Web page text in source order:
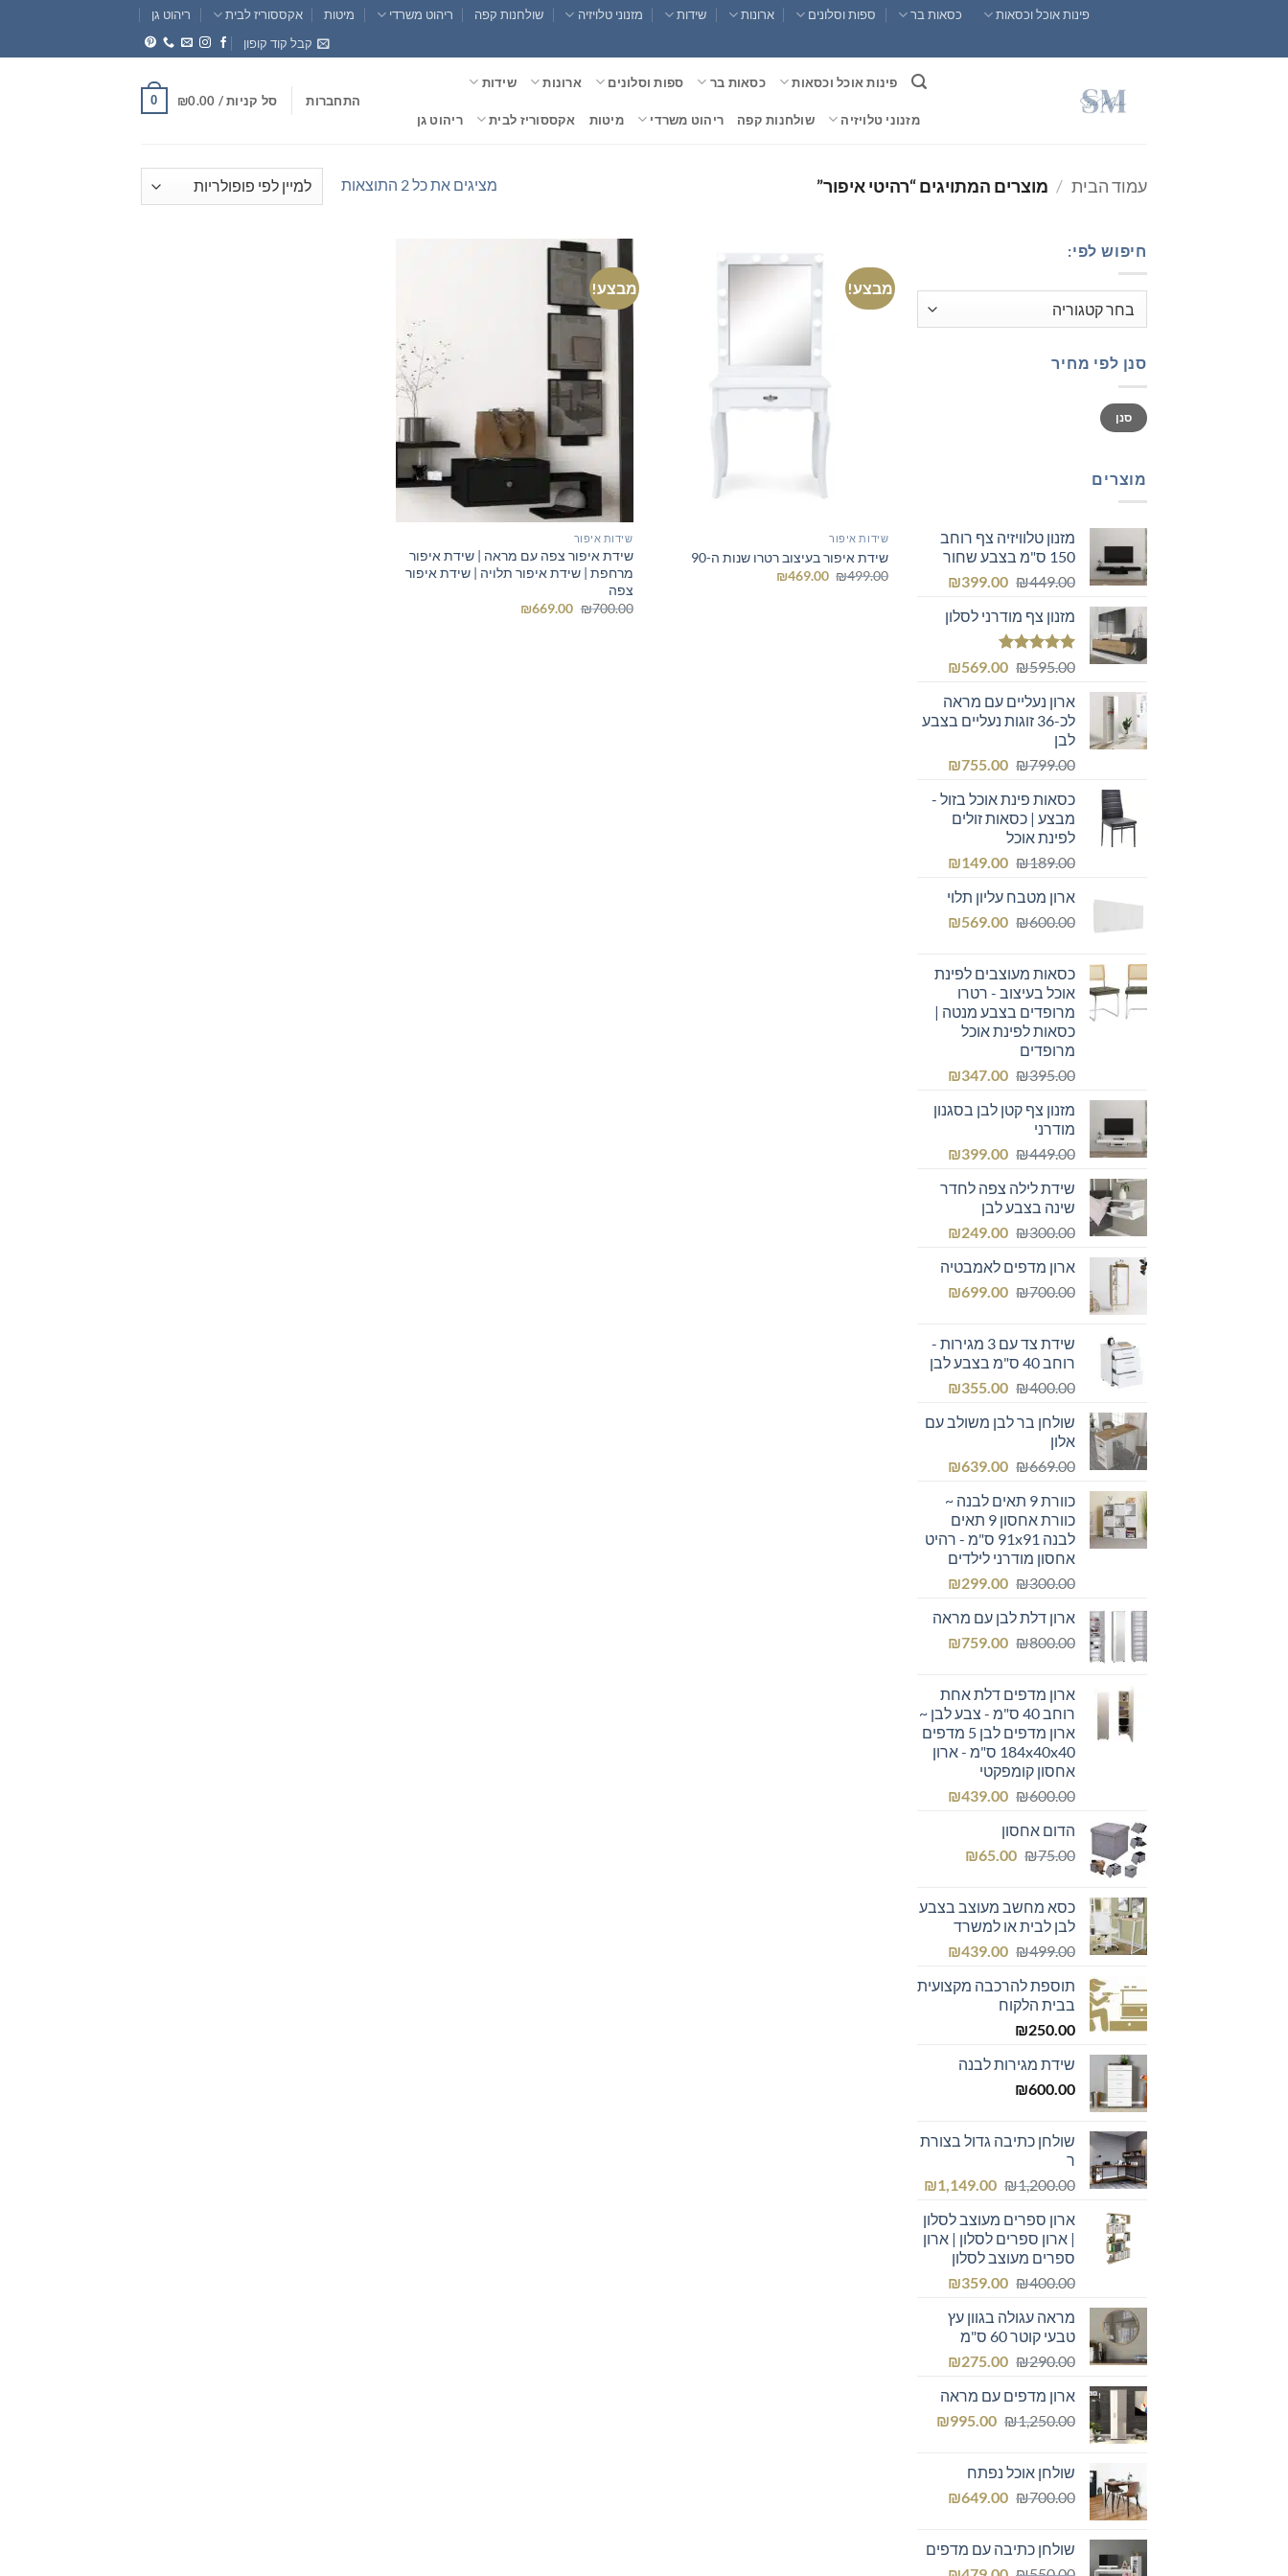
content
פינות אוכל וכסאות כסאות בר ספות וסלונים ארונות שידות מזנוני טלויזיה שולחנות קפה ריהוט משרדי מיטות אקססוריז לבית
ריהוט גן
קבל קוד קופון
פינות אוכל וכסאות כסאות בר ספות וסלונים ארונות שידות
מזנוני טלויזיה שולחנות קפה ריהוט משרדי מיטות אקססוריז לבית ריהוט גן
התחברות סל קניות / ₪0.00
0
עמוד הבית / מוצרים המתויגים “רהיטי איפור” מציגים את כל ⁦2⁩ התוצאות
ממוין
לפי
חיפוש לפי:
סנן לפי מחיר
מחיר
מינימלי
מחיר
מקסימלי
סנן
מוצרים
מזנון טלוויזיה צף רוחב
150 ס"מ בצבע שחור
₪449.00
המחיר
היה:
₪449.00.
₪399.00
המחיר
הוא:מזנון צף מודרני לסלון
דורג5.00
₪595.00
המחיר
היה:
₪595.00.
₪569.00
המחיר
הוא:
₪569.00.
ארון נעליים עם מראה
לכ-36 זוגות נעליים בצבע
לבן
₪799.00
המחיר
היה:
₪799.00.
₪755.00
המחיר
הוא:
כסאות פינת אוכל בזול -
מבצע | כסאות זולים
לפינת אוכל
₪189.00
המחיר
היה:
₪189.00.
₪149.00
המחיר
הוא:
₪149.00.
ארון מטבח עליון תלוי
₪600.00
המחיר
₪600.00.
₪569.00
המחיר
₪569.00.כסאות מעוצבים לפינת
אוכל בעיצוב - רטרו
מרופדים בצבע מנטה |
כסאות לפינת אוכל
מרופדים
₪395.00
המחיר
היה:
₪347.00
המחיר
הוא:
מזנון צף קטן לבן בסגנון
מודרני
₪449.00
המחיר
היה:
₪449.00.
₪399.00
המחיר
הוא:שידת לילה צפה לחדר
שינה בצבע לבן
₪300.00
המחיר
היה:
₪300.00.
₪249.00
המחיר
הוא:
₪249.00.
ארון מדפים לאמבטיה
₪700.00
המחיר
₪700.00.
₪699.00
המחיר
₪699.00.שידת צד עם 3 מגירות -
רוחב 40 ס"מ בצבע לבן
₪400.00
המחיר
היה:
₪355.00
המחיר
הוא:
שולחן בר לבן משולב עם
אלון
₪669.00
המחיר
היה:
₪669.00.
₪639.00
המחיר
הוא:כוורת 9 תאים לבנה ~
כוורת אחסון 9 תאים
לבנה 91x91 ס"מ - רהיט
אחסון מודרני לילדים
₪300.00
המחיר
היה:
₪300.00.
₪299.00
המחיר
הוא:
₪299.00.
ארון דלת לבן עם מראה
₪800.00
המחיר
₪800.00.
₪759.00
המחיר
₪759.00.ארון מדפים דלת אחת
רוחב 40 ס"מ - צבע לבן ~
ארון מדפים לבן 5 מדפים
184x40x40 ס"מ - ארון
אחסון קומפקטי
₪600.00
המחיר
היה:
₪600.00.
₪439.00
המחיר
הדום אחסון
₪75.00
המחיר
₪75.00.
₪65.00
המחיר
₪65.00.
כסא מחשב מעוצב בצבע
לבן לבית או למשרד
₪499.00
המחיר
היה:
₪499.00.
₪439.00
המחיר
הוא:
תוספת להרכבה מקצועית
בבית הלקוח
₪250.00
שידת מגירות לבנה
₪600.00
שולחן כתיבה גדול בצורת
ר
₪1,200.00
המחיר
היה:
₪1,200.00.
₪1,149.00
המחיר
הוא:
₪1,149.00.
ארון ספרים מעוצב לסלון
| ארון ספרים לסלון | ארון
ספרים מעוצב לסלון
₪400.00
המחיר
היה:
₪400.00.
₪359.00
המחיר
הוא:מראה עגולה בגוון עץ
טבעי קוטר 60 ס"מ
₪290.00
המחיר
היה:
₪290.00.
₪275.00
המחיר
הוא:
₪275.00.
ארון מדפים עם מראה
₪1,250.00
המחיר
₪1,250.00.
₪995.00
המחיר
שולחן אוכל נפתח
₪700.00
המחיר
₪700.00.
₪649.00
המחיר
₪649.00.שולחן כתיבה עם מדפים
מבצע!
שידות איפור
שידת איפור בעיצוב רטרו שנות ה-90
₪499.00
המחיר ₪469.00
מבצע!
שידות איפור
שידת איפור צפה עם מראה | שידת איפור
מרחפת | שידת איפור תלויה | שידת איפור
צפה
₪700.00
המחיר ₪669.00
המחיר